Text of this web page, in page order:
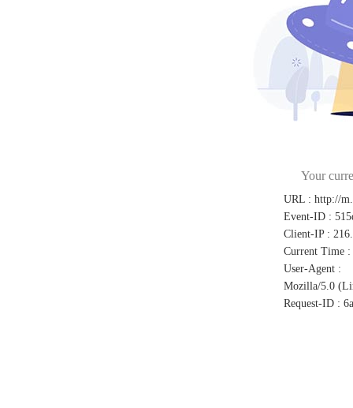
Your
URL : http://
Event-ID :
Client-IP :
Current Time :
User-Agent :
Mozilla/5.0
Request-ID :